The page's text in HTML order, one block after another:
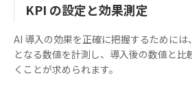
KPI の設定と効果測定
AI 導入の効果を正確に把握するためには
となる数値を計測し、導入後の数値と比
くことが求められます。